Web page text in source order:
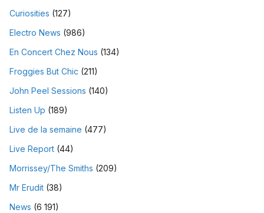
Curiosities (127)
Electro News (986)
En Concert Chez Nous (134)
Froggies But Chic (211)
John Peel Sessions (140)
Listen Up (189)
Live de la semaine (477)
Live Report (44)
Morrissey/The Smiths (209)
Mr Erudit (38)
News (6 191)